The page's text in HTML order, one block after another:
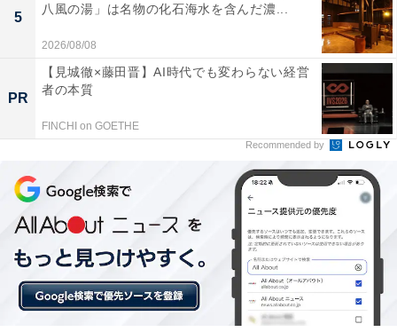
5
八風の湯」は名物の化石海水を含んだ濃...
2026/08/08
PR
【見城徹×藤田晋】AI時代でも変わらない経営
者の本質
FINCHI on GOETHE
Recommended by